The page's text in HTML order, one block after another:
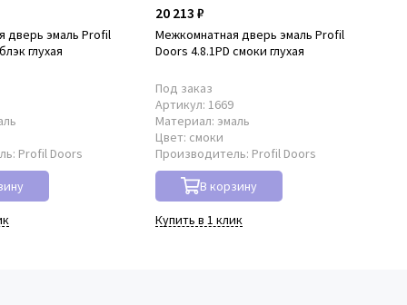
дверь эмаль Profil
глухая
Profil Doors
20 213 ₽
Межкомнатная дверь эмаль Profil
Doors 4.8.1PD смоки глухая
Под заказ
Артикул: 1669
Материал: эмаль
Цвет: смоки
Производитель: Profil Doors
В корзину
Купить в 1 клик